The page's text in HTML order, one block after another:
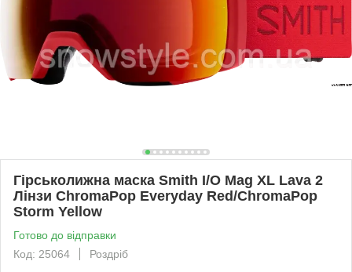
Гірськолижна маска Smith I/O Mag XL Lava 2
Лінзи ChromaPop Everyday Red/ChromaPop
Storm Yellow
Готово до відправки
Код: 25064
Роздріб